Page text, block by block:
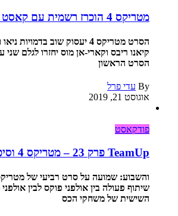
מטריקס 4 הוכרז רשמית עם קאסט השחקנים המקורי
הסרט מטריקס 4 יעסוק שוב
קיאנו ריבס וקארי-אן מוס יחזרו לגלם
הסרט הראשון
By עדי פרל
אוגוסט 21, 2019
פודקאסט
TeamUp פרק 23 – מטריקס 4 וסיכום משחקי הכס
והשבוע: שמועה על סרט רביעי של
שיתוף פעולה בין אולפני פוקס לבין
השישית של משחקי הכס